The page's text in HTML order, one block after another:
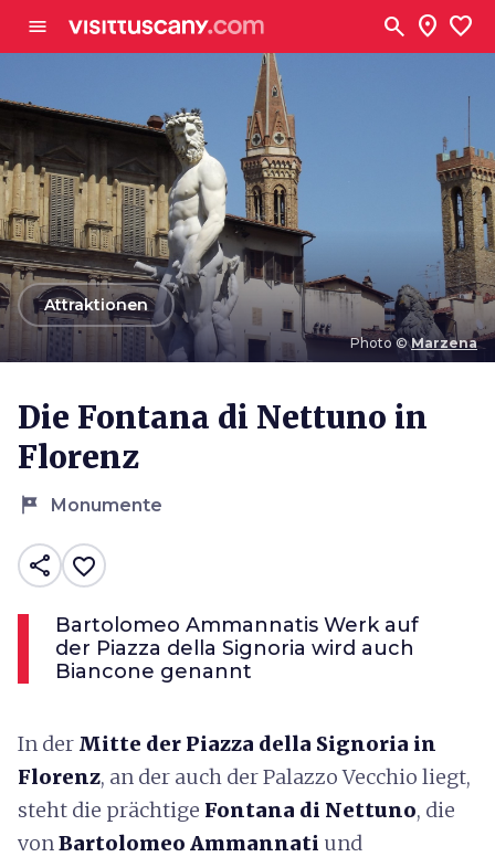
menu search location_on favorite
Photo © Marzena
arrow_backAttraktionen
Die Fontana di Nettuno in
Florenz
tour Monumente
share favorite_border
Bartolomeo Ammannatis Werk auf
der Piazza della Signoria wird auch
Biancone genannt
In der Mitte der Piazza della Signoria in
Florenz, an der auch der Palazzo Vecchio liegt,
steht die prächtige Fontana di Nettuno, die
vonBartolomeo Ammannati und